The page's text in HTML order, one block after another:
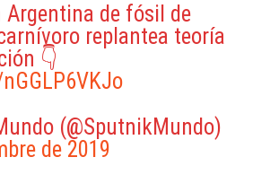
Argentina de fósil de
replantea teoría
👇
(@SputnikMundo)
de 2019